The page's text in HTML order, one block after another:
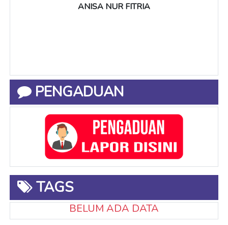
ANISA NUR FITRIA
PENGADUAN
TAGS
BELUM ADA DATA